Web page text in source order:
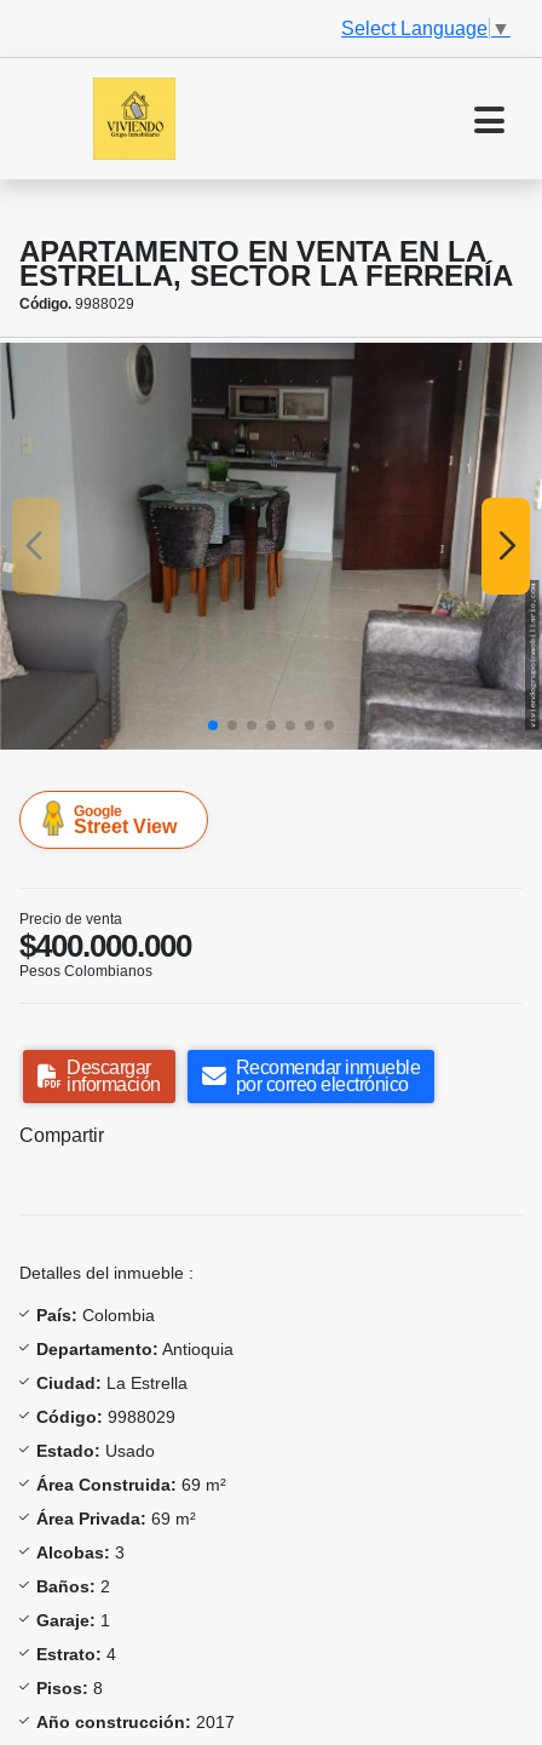
Select Language ▼
APARTAMENTO EN VENTA EN LA
ESTRELLA, SECTOR LA FERRERÍA
Código. 9988029
Google
Street View
Precio de venta
$400.000.000
Pesos Colombianos
Descargar
información
Recomendar inmueble
por correo electrónico
Compartir
Detalles del inmueble :
País: Colombia
Departamento: Antioquia
Ciudad: La Estrella
Código: 9988029
Estado: Usado
Área Construida: 69 m²
Área Privada: 69 m²
Alcobas: 3
Baños: 2
Garaje: 1
Estrato: 4
Pisos: 8
Año construcción: 2017